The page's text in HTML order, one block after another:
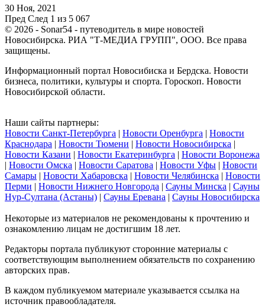
30 Ноя, 2021
Пред След 1 из 5 067
© 2026 - Sonar54 - путеводитель в мире новостей
Новосибирска. РИА "Т-МЕДИА ГРУПП", ООО. Все права
защищены.
Информационный портал Новосибиска и Бердска. Новости
бизнеса, политики, культуры и спорта. Гороскоп. Новости
Новосибирской области.
Наши сайты партнеры:
Новости Санкт-Петербурга | Новости Оренбурга | Новости
Краснодара | Новости Тюмени | Новости Новосибирска |
Новости Казани | Новости Екатеринбурга | Новости Воронежа
| Новости Омска | Новости Саратова | Новости Уфы | Новости
Самары | Новости Хабаровска | Новости Челябинска | Новости
Перми | Новости Нижнего Новгорода | Сауны Минска | Сауны
Нур-Султана (Астаны) | Сауны Еревана | Сауны Новосибирска
Некоторые из материалов не рекомендованы к прочтению и
ознакомлению лицам не достигшим 18 лет.
Редакторы портала публикуют сторонние материалы с
соответствующим выполнением обязательств по сохранению
авторских прав.
В каждом публикуемом материале указывается ссылка на
источник правообладателя.